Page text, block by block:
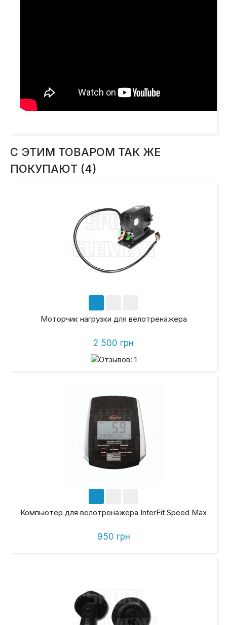
С ЭТИМ ТОВАРОМ ТАК ЖЕ
ПОКУПАЮТ (4)
Моторчик нагрузки для велотренажера
2 500 грн
Компьютер для велотренажера InterFit Speed Max
950 грн